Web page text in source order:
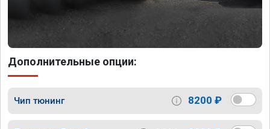
Дополнительные опции:
Чип тюнинг 8200 ₽